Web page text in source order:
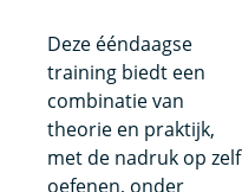
Deze ééndaagse
training biedt een
combinatie van
theorie en praktijk,
met de nadruk op zelf
oefenen, onder